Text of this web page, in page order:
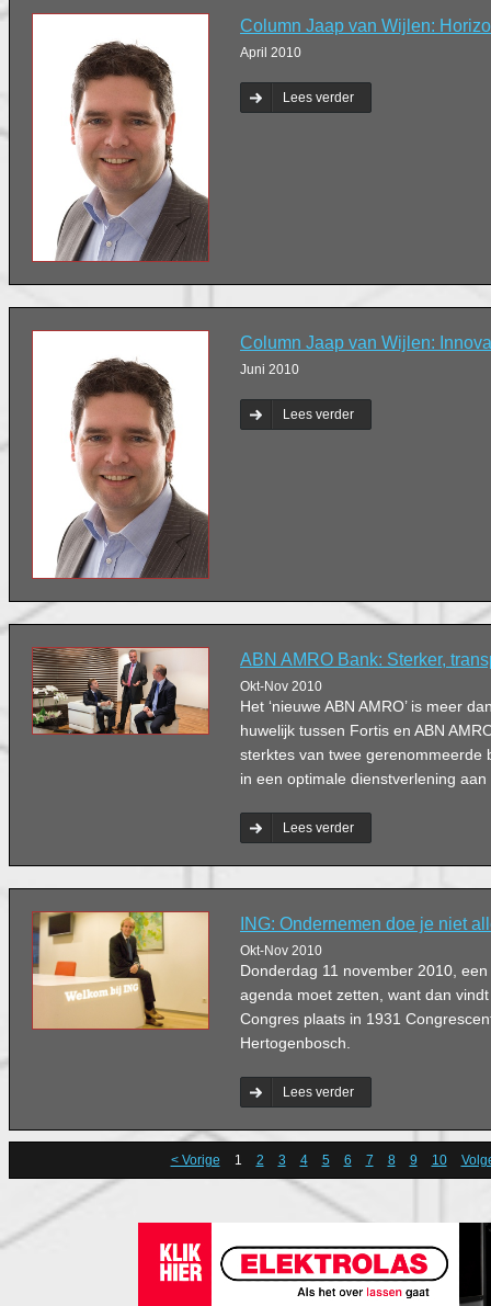
Column Jaap van Wijlen:
April 2010
Lees verder
Column Jaap van Wijlen:
Juni 2010
Lees verder
ABN AMRO Bank: Sterker,
Okt-Nov 2010
Het ‘nieuwe ABN AMRO’ is meer
huwelijk tussen Fortis en ABN
sterktes van twee gerenommeerde
in een optimale dienstverlening aan
Lees verder
ING: Ondernemen doe je niet
Okt-Nov 2010
Donderdag 11 november 2010,
agenda moet zetten, want dan
Congres plaats in 1931
Hertogenbosch.
Lees verder
< Vorige 1 2 3 4 5 6 7 8 9 10